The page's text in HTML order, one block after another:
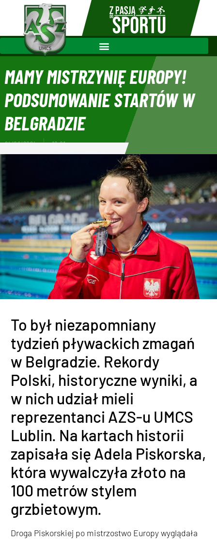
MAMY MISTRZYNIĘ EUROPY!
PODSUMOWANIE STARTÓW W
BELGRADZIE
24/06/2024 10:01
To był niezapomniany
tydzień pływackich zmagań
w Belgradzie. Rekordy
Polski, historyczne wyniki, a
w nich udział mieli
reprezentanci AZS-u UMCS
Lublin. Na kartach historii
zapisała się Adela Piskorska,
która wywalczyła złoto na
100 metrów stylem
grzbietowym.
Droga Piskorskiej po mistrzostwo Europy wyglądała